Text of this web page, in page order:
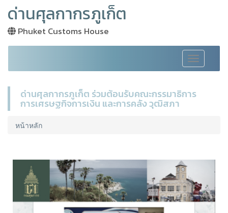
ด่านศุลกากรภูเก็ต
Phuket Customs House
Toggle
navigation
ด่านศุลกากรภูเก็ต ร่วมต้อนรับคณะกรรมาธิการ
การเศรษฐกิจการเงิน และการคลัง วุฒิสภา
หน้าหลัก